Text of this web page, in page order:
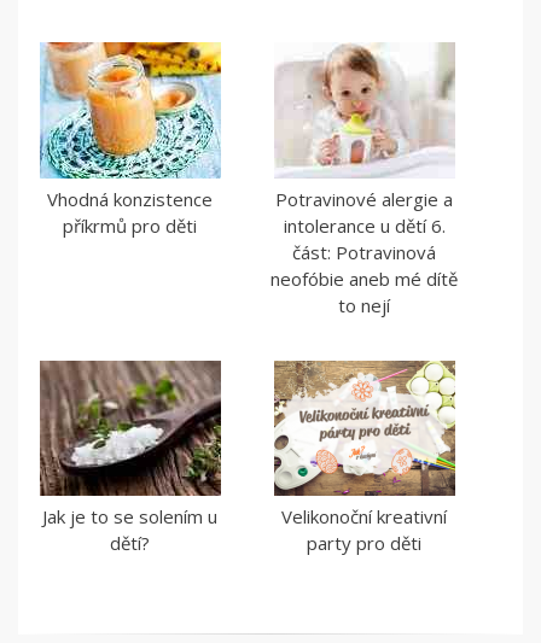
Vhodná konzistence
příkrmů pro děti
Potravinové alergie a
intolerance u dětí 6.
část: Potravinová
neofóbie aneb mé dítě
to nejí
Jak je to se solením u
dětí?
Velikonoční kreativní
party pro děti